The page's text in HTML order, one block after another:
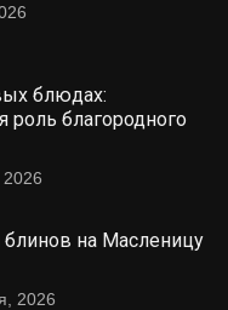
блюдах:
роль благородного
блинов на Масленицу
2026